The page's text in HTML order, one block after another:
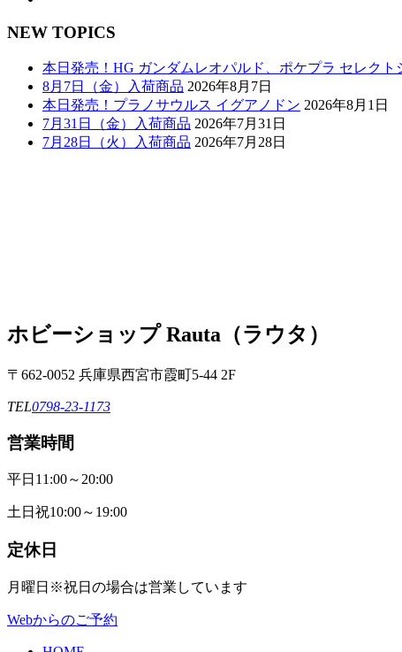
NEW TOPICS
本日発売！HG ガンダムレオパルド、ポケプラ セレク
8月7日（金）入荷商品 2026年8月7日
本日発売！プラノサウルス イグアノドン 2026年8月1日
7月31日（金）入荷商品 2026年7月31日
7月28日（火）入荷商品 2026年7月28日
ホビーショップ Rauta（ラウタ）
〒662-0052 兵庫県西宮市霞町5-44 2F
TEL0798-23-1173
営業時間
平日 11:00～20:00
土日祝10:00～19:00
定休日
月曜日 ※祝日の場合は営業しています
Webからのご予約